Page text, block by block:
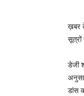
ख़बर
सूत्रों
डेजी
डांस